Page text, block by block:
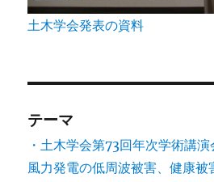
土木学会発表の資料
テーマ
・土木学会第73回年次学術講演
風力発電の低周波被害、健康被